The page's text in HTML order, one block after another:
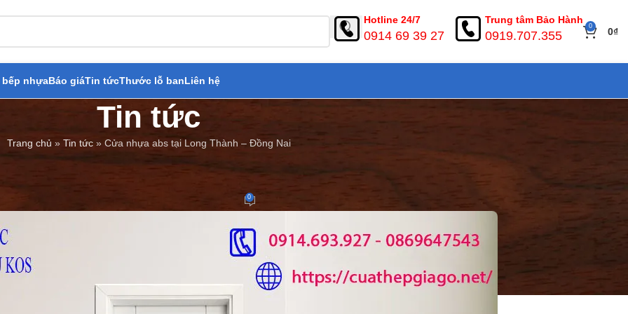
Hotline 24/7
0914 69 39 27
Trung tâm Bảo Hành
0919.707.355
0 0₫
bếp nhựaBáo giáTin tứcThước lỗ banLiên hệ
Tin tức
Trang chủ » Tin tức» Cửa nhựa abs tại Long Thành – Đồng Nai
abs tại Long Thành – Đồng Nai
0